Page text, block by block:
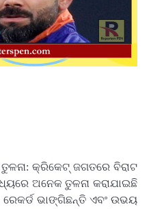
କ୍ରିକେଟ୍ ଜଗତରେ ବିରାଟ
ଅନେକ ତୁଳନା କରାଯାଇଛି
ଭାଙ୍ଗିଛନ୍ତି ଏବଂ ଉଭୟ